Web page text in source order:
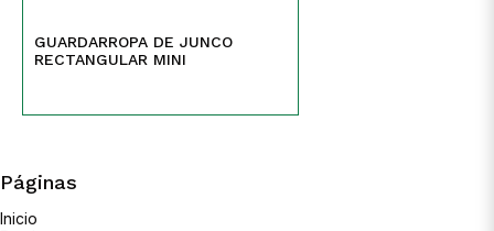
GUARDARROPA DE JUNCO
RECTANGULAR MINI
Páginas
Inicio